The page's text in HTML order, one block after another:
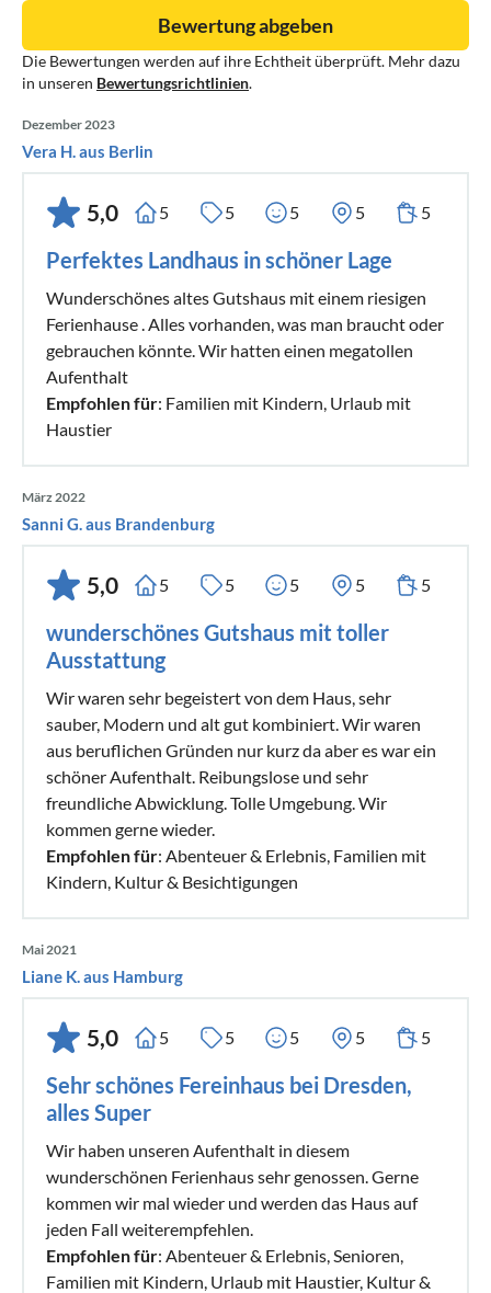
Die Bewertungen werden auf ihre Echtheit überprüft. Mehr dazu
in unseren Bewertungsrichtlinien.
Bewertung abgeben
Dezember 2023
Vera H. aus Berlin
5,0 5 5 5 5 5
Perfektes Landhaus in schöner Lage
Wunderschönes altes Gutshaus mit einem riesigen
Ferienhause . Alles vorhanden, was man braucht oder
gebrauchen könnte. Wir hatten einen megatollen
Aufenthalt
Empfohlen für: Familien mit Kindern, Urlaub mit
Haustier
März 2022
Sanni G. aus Brandenburg
5,0 5 5 5 5 5
wunderschönes Gutshaus mit toller
Ausstattung
Wir waren sehr begeistert von dem Haus, sehr
sauber, Modern und alt gut kombiniert. Wir waren
aus beruflichen Gründen nur kurz da aber es war ein
schöner Aufenthalt. Reibungslose und sehr
freundliche Abwicklung. Tolle Umgebung. Wir
kommen gerne wieder.
Empfohlen für: Abenteuer & Erlebnis, Familien mit
Kindern, Kultur & Besichtigungen
Mai 2021
Liane K. aus Hamburg
5,0 5 5 5 5 5
Sehr schönes Fereinhaus bei Dresden,
alles Super
Wir haben unseren Aufenthalt in diesem
wunderschönen Ferienhaus sehr genossen. Gerne
kommen wir mal wieder und werden das Haus auf
jeden Fall weiterempfehlen.
Empfohlen für: Abenteuer & Erlebnis, Senioren,
Familien mit Kindern, Urlaub mit Haustier, Kultur &